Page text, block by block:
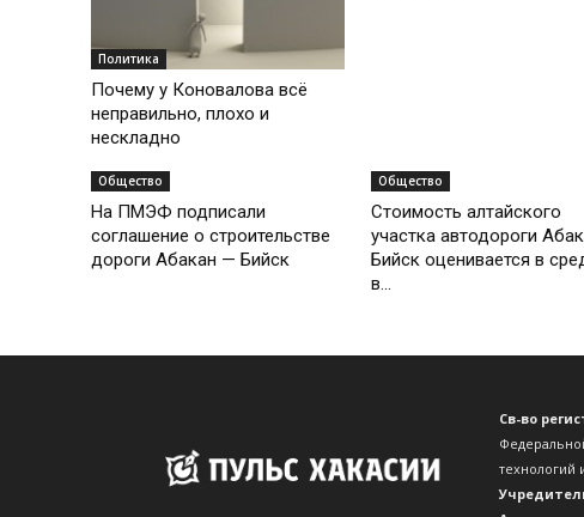
Политика
Почему у Коновалова всё
неправильно, плохо и
нескладно
Общество
На ПМЭФ подписали
соглашение о строительстве
дороги Абакан — Бийск
Общество
Стоимость алтайского
участка автодороги
Бийск оценивается в
в...
Св-во
технологий